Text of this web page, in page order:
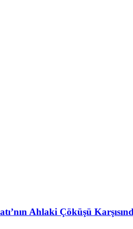
Ahlaki Çöküşü